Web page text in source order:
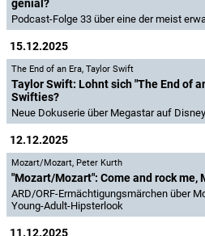
genial?
Podcast-Folge 33 über eine der meist
15.12.2025
The End of an Era, Taylor Swift
Taylor Swift: Lohnt sich "The End of
Swifties?
Neue Dokuserie über Megastar auf
12.12.2025
Mozart/Mozart, Peter Kurth
"Mozart/Mozart": Come and rock me,
ARD/ORF-Ermächtigungsmärchen über
Young-Adult-Hipsterlook
11.12.2025